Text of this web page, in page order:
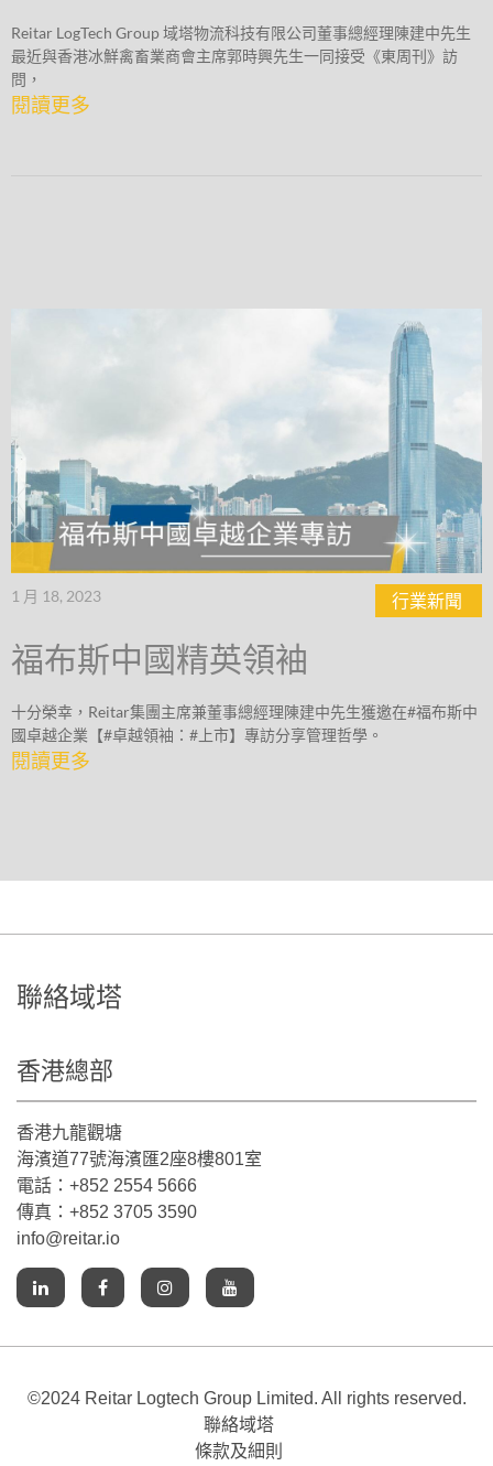
Reitar LogTech Group 域塔物流科技有限公司董事總經理陳建中先生
最近與香港冰鮮禽畜業商會主席郭時興先生一同接受《東周刊》訪
問，
閱讀更多
1 月 18, 2023 行業新聞
福布斯中國精英領袖
十分榮幸，Reitar集團主席兼董事總經理陳建中先生獲邀在#福布斯中
國卓越企業【#卓越領袖：#上市】專訪分享管理哲學。
閱讀更多
聯絡域塔
香港總部
香港九龍觀塘
海濱道77號海濱匯2座8樓801室
電話：+852 2554 5666
傳真：+852 3705 3590
info@reitar.io
©2024 Reitar Logtech Group Limited. All rights reserved.
聯絡域塔
條款及細則